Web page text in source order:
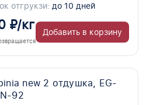
отгрукзи: до 10 дней
₽/кг Добавить в корзину
new 2 отдушка, EG-
92